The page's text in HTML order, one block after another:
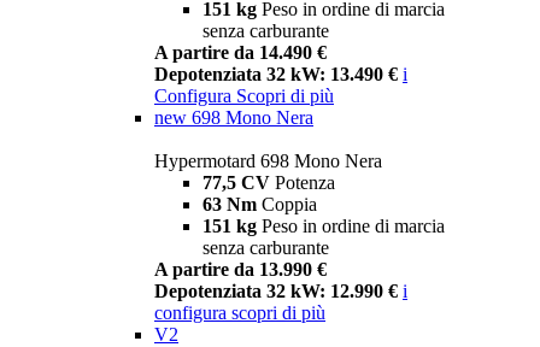
151 kg Peso in ordine di marcia
senza carburante
A partire da 14.490 €
Depotenziata 32 kW: 13.490 € i
Configura Scopri di più
new 698 Mono Nera
Hypermotard 698 Mono Nera
77,5 CV Potenza
63 Nm Coppia
151 kg Peso in ordine di marcia
senza carburante
A partire da 13.990 €
Depotenziata 32 kW: 12.990 € i
configura scopri di più
V2